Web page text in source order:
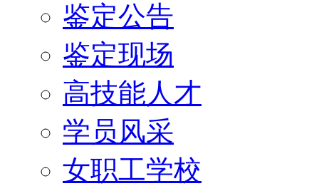
鉴定公告
鉴定现场
高技能人才
学员风采
女职工学校